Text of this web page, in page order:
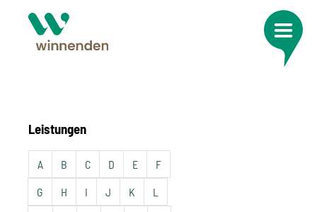
Leistungen
A B C D E F
G H I J K L